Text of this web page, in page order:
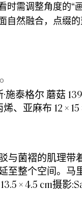
需调整角度的“
自然融合，点缀
·施泰格尔 蘑菇
、亚麻布 12 × 15
与菌褶的肌理带
至整个空间。马
× 4.5 cm摄影